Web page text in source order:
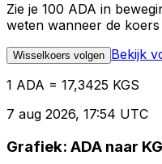
Zie je 100 ADA in
weten wanneer de
Wisselkoers volgen Bekijk
1 ADA = 17,3425 KGS
7 aug 2026, 17:54 UTC
Grafiek: ADA naar